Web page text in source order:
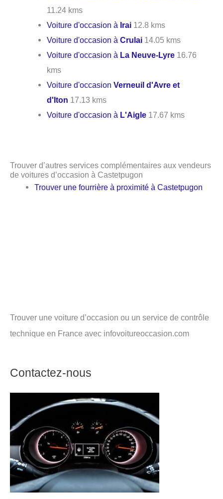
11.24 kms
Voiture d'occasion à Irai 12.8 kms
Voiture d'occasion àCrulai 14.05 kms
Voiture d'occasion à La Neuve-Lyre 16.76
kms
Voiture d'occasionVerneuil d'Avre et
d'Iton 17.13 kms
Voiture d'occasion à L'Aigle 17.67 kms
Trouver d’autres services complémentaires aux vendeurs
de voitures d’occasion à Castetpugon
Trouver une fourrière à proximité à Castetpugon
Trouver une voiture d’occasion ou un service de contrôle
technique en France avec infovoitureoccasion.com
Contactez-nous